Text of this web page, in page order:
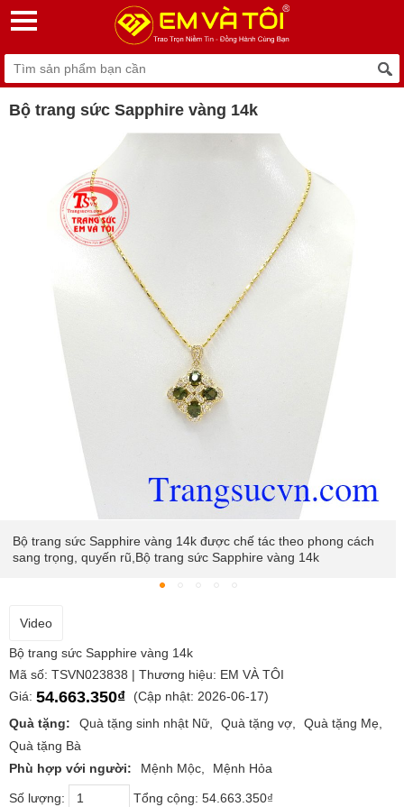
Bộ trang sức Sapphire vàng 14k
Bộ trang sức Sapphire vàng 14k được chế tác theo phong cách
sang trọng, quyến rũ,Bộ trang sức Sapphire vàng 14k
Video
Bộ trang sức Sapphire vàng 14k
Mã số: TSVN023838 | Thương hiệu: EM VÀ TÔI
Giá: 54.663.350₫
(Cập nhật: 2026-06-17)
Quà tặng:
Quà tặng sinh nhật Nữ Quà tặng vợ
Quà tặng Mẹ
Quà tặng Bà
Phù hợp với người:
Mệnh Mộc Mệnh Hỏa
Số lượng: Tổng cộng: 54.663.350₫